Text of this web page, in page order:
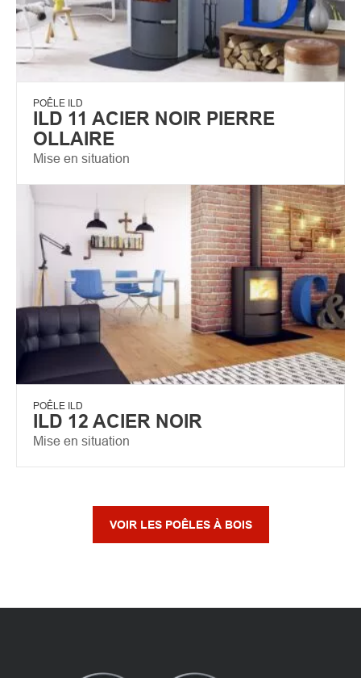
POÊLE ILD
ILD 11 ACIER NOIR PIERRE
OLLAIRE
Mise en situation
POÊLE ILD
ILD 12 ACIER NOIR
Mise en situation
VOIR LES POÊLES À BOIS